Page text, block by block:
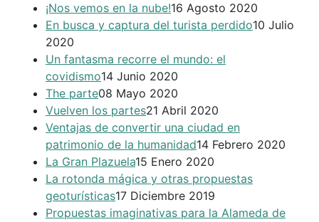
¡Nos vemos en la nube!16 Agosto 2020
En busca y captura del turista perdido10 Julio
2020
Un fantasma recorre el mundo: el
covidismo14 Junio 2020
The parte08 Mayo 2020
Vuelven los partes21 Abril 2020
Ventajas de convertir una ciudad en
patrimonio de la humanidad14 Febrero 2020
La Gran Plazuela15 Enero 2020
La rotonda mágica y otras propuestas
geoturísticas17 Diciembre 2019
Propuestas imaginativas para la Alameda de